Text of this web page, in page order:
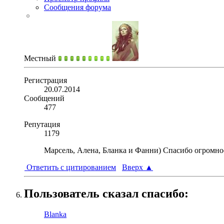
Сообщения форума
Местный
Регистрация
20.07.2014
Сообщений
477
Репутация
1179
Марсель, Алена, Бланка и Фанни) Спасибо
Ответить с цитированием
Вверх ▲
Пользователь сказал cпасибо:
Blanka